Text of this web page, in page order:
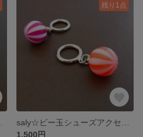
残り1点
1,500円